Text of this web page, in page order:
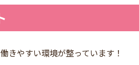
きやすい環境が整っています！